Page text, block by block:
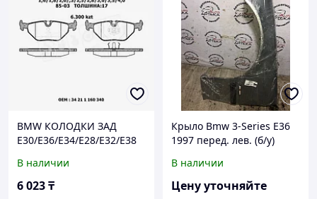
BMW КОЛОДКИ ЗАД
E30/E36/E34/E28/E32/E38
5/4,0 85-03
В наличии
6 023₸
Крыло Bmw 3-Series E36
1997 перед. лев. (б/у)
В наличии
Цену уточняйте